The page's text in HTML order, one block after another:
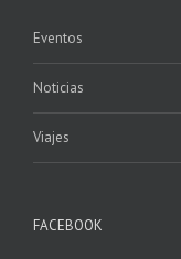
Eventos
Noticias
Viajes
FACEBOOK